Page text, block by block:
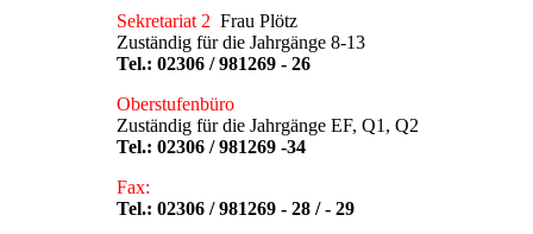
Sekretariat 2 Frau Plötz
Zuständig für die Jahrgänge 8-13
Tel.: 02306 / 981269 - 26
Oberstufenbüro
Zuständig für die Jahrgänge EF, Q1, Q2
Tel.: 02306 / 981269 -34
Fax:
Tel.: 02306 / 981269 - 28 / - 29